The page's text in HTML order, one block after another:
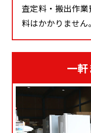
査定料・搬出作
料はかかりません。
一